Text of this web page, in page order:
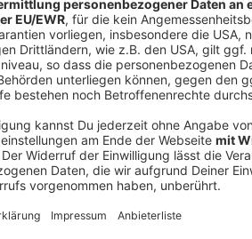
Anzeige
Die geräucherte Dorade:
Die Doradenfilets an der
würzen und in einem
Nur die Hautseite leicht
beschichteten Pfanne in
Minuten eine angedrückte
Anschließend weitere